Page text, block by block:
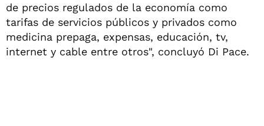
de precios regulados de la economía como
tarifas de servicios públicos y privados como
medicina prepaga, expensas, educación, tv,
internet y cable entre otros", concluyó Di Pace.